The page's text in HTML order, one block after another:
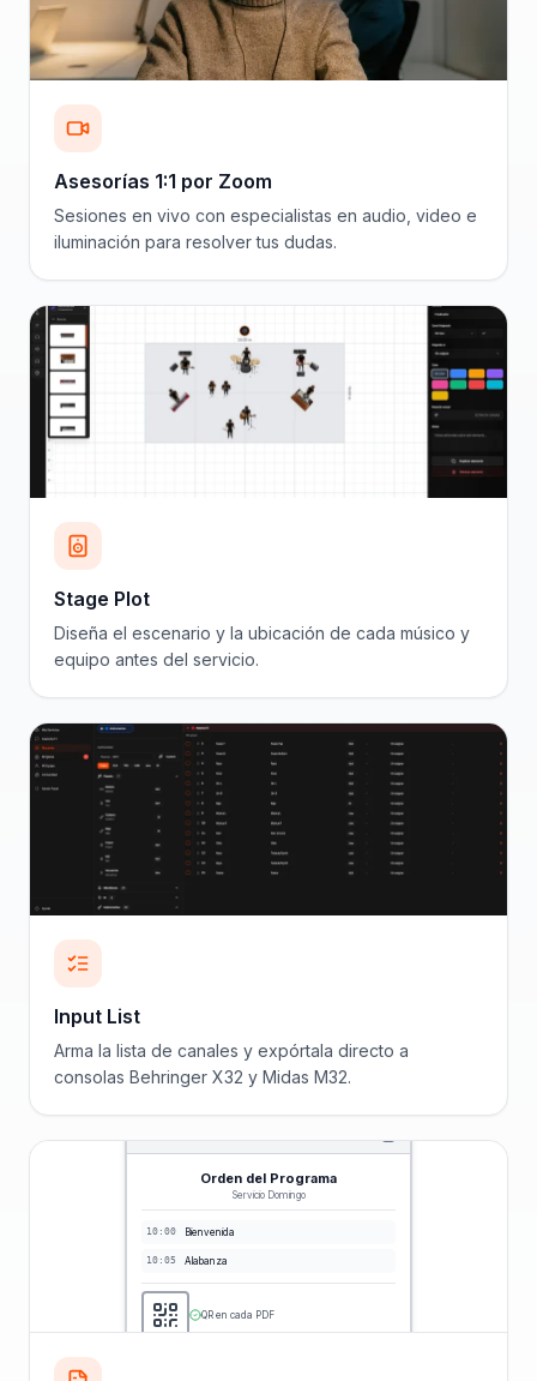
Asesorías 1:1 por Zoom
Sesiones en vivo con especialistas en audio, video e
iluminación para resolver tus dudas.
Stage Plot
Diseña el escenario y la ubicación de cada músico y
equipo antes del servicio.
Input List
Arma la lista de canales y expórtala directo a
consolas Behringer X32 y Midas M32.
Orden del Programa
Servicio Domingo
10:00 Bienvenida
10:05 Alabanza
QR en cada PDF